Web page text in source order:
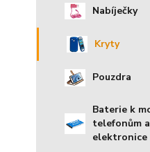
Nabíječky
Kryty
Pouzdra
Baterie k
telefonům
elektronice